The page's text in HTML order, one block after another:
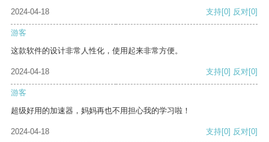
2024-04-18
支持[0] 反对[0]
游客
这款软件的设计非常人性化，使用起来非常方便。
2024-04-18 支持[0] 反对[0]
游客
超级好用的加速器，妈妈再也不用担心我的学习啦！
2024-04-18 支持[0] 反对[0]